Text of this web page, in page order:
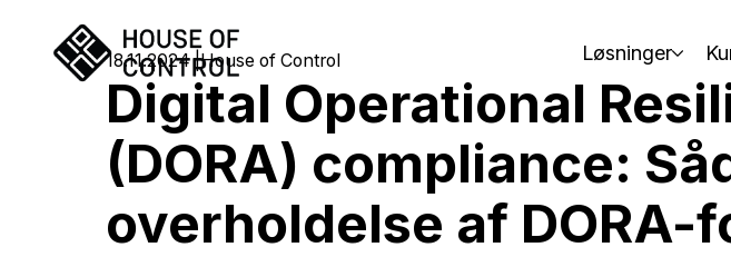
Løsninger
18.11.2024 House of Control
Digital Operational
(DORA) compliance:
overholdelse af DORA-